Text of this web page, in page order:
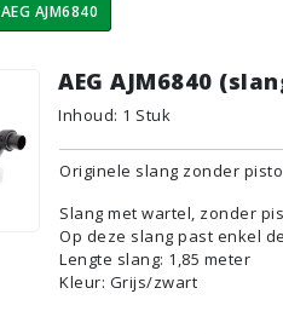
AEG AJM6840
AEG AJM6840
Inhoud: 1 Stuk
Originele slang zonder
Slang met wartel, zonder
Op deze slang past enkel
Lengte slang: 1,85 meter
Kleur: Grijs/zwart